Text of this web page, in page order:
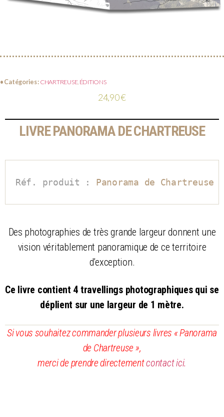
• Catégories : CHARTREUSE, ÉDITIONS
24,90€
LIVRE PANORAMA DE CHARTREUSE
Réf. produit : Panorama de Chartreuse
Des photographies de très grande largeur donnent une
vision véritablement panoramique de ce territoire
d’exception.
Ce livre contient 4 travellings photographiques qui se
déplient sur une largeur de 1 mètre.
Si vous souhaitez commander plusieurs livres « Panorama
de Chartreuse »,
merci de prendre directementcontact ici.